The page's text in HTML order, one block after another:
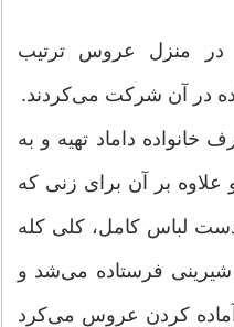
منزل عروس ترتیب
در آن شرکت مى‌کردند.
خانواده داماد تهیه و به
بر آن براى زنى که
لباس کامل، کلى کله
فرستاده مى‌شد و
کردن عروس مى‌کرد